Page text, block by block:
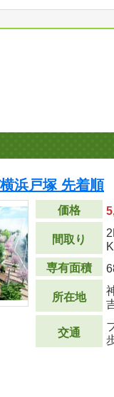
浜戸塚 先着順
価格
間取り
K
専有面積
所在地
交通